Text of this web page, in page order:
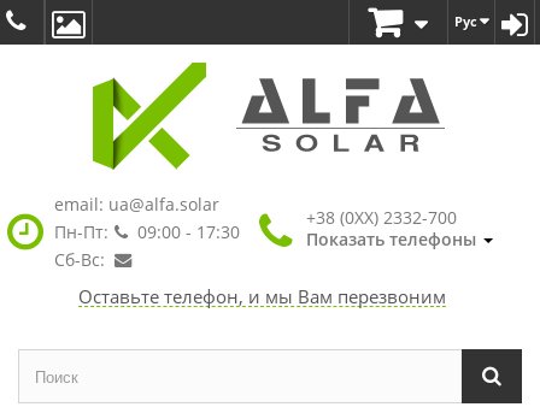
Рус
email: ua@alfa.solar
Пн-Пт:
09:00 - 17:30
Сб-Вс:
+38 (0XX) 2332-700
Показать телефоны
Оставьте телефон, и мы Вам перезвоним